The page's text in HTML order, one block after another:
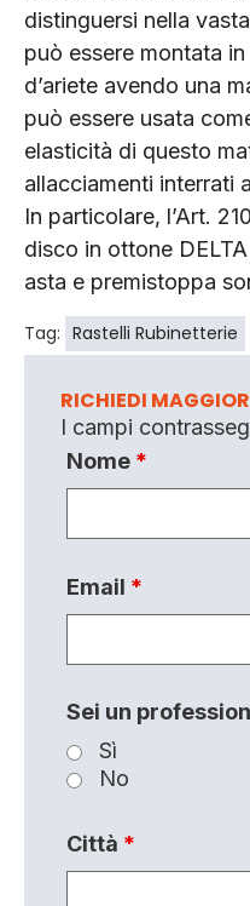
distinguersi nella
può essere montata
d’ariete avendo una
può essere usata
elasticità di questo
allacciamenti interrati
In particolare, l’Art.
disco in ottone
asta e premistoppa
Tag: Rastelli Rubinetterie
RICHIEDI
I campi
Nome *
Email *
Sei un
Sì
No
Città *